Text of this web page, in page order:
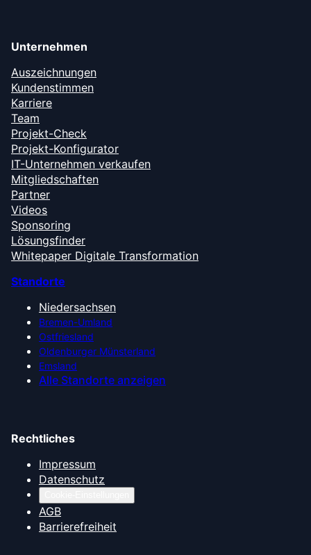
Unternehmen
Auszeichnungen
Kundenstimmen
Karriere
Team
Projekt-Check
Projekt-Konfigurator
IT-Unternehmen verkaufen
Mitgliedschaften
Partner
Videos
Sponsoring
Lösungsfinder
Whitepaper Digitale Transformation
Standorte
Niedersachsen
Bremen-Umland
Ostfriesland
Oldenburger Münsterland
Emsland
Alle Standorte anzeigen
Rechtliches
Impressum
Datenschutz
AGB
Barrierefreiheit